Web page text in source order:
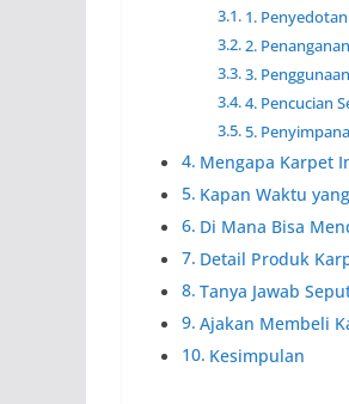
1.
2.
3.
4. Pencucian
5.
Mengapa Karpet
Kapan Waktu
Di Mana Bisa
Detail Produk
Tanya Jawab
Ajakan Membeli
Kesimpulan